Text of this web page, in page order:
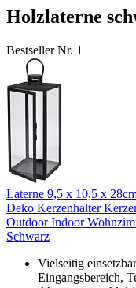
Holzlaterne
Bestseller Nr. 1
Laterne 9,5 x 10,5 x
Deko Kerzenhalter
Outdoor Indoor
Schwarz
Vielseitig
Eingangsbereich,